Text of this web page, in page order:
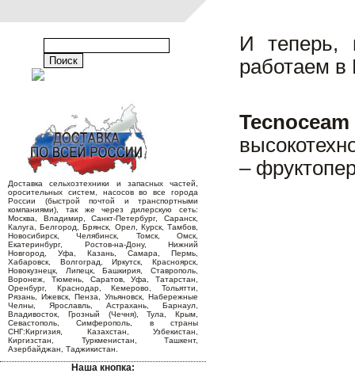
Доставка сельхозтехники и запасных частей,
оросительных систем, насосов во все города
России (быстрой почтой и транспортными
компаниями), так же через дилерскую сеть:
Москва, Владимир, Санкт-Петербург, Саранск,
Калуга, Белгород, Брянск, Орел, Курск, Тамбов,
Новосибирск, Челябинск, Томск, Омск,
Екатеринбург, Ростов-на-Дону, Нижний
Новгород, Уфа, Казань, Самара, Пермь,
Хабаровск, Волгоград, Иркутск, Красноярск,
Новокузнецк, Липецк, Башкирия, Ставрополь,
Воронеж, Тюмень, Саратов, Уфа, Татарстан,
Оренбург, Краснодар, Кемерово, Тольятти,
Рязань, Ижевск, Пенза, Ульяновск, Набережные
Челны, Ярославль, Астрахань, Барнаул,
Владивосток, Грозный (Чечня), Тула, Крым,
Севастополь, Симферополь, в страны
СНГ:Киргизия, Казахстан, Узбекистан,
Киргизстан, Туркменистан, Ташкент,
Азербайджан, Таджикистан.
Наша кнопка:
И теперь,
работаем в
Tecnoceam
–